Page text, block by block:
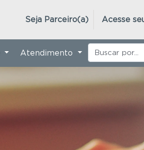
Acesse
Seja Parceiro(a)
Atendimento